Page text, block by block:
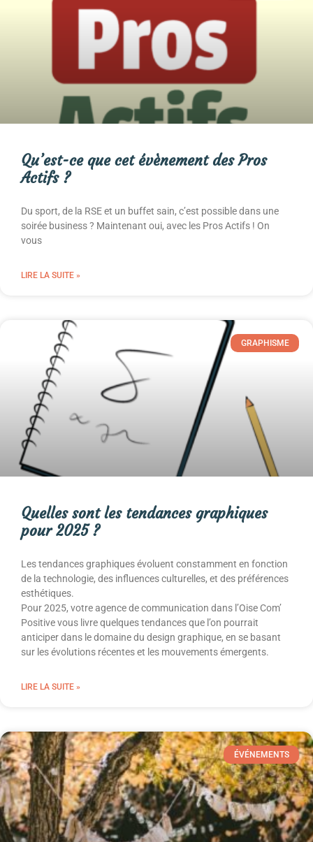
Qu’est-ce que cet évènement des Pros
Actifs ?
Du sport, de la RSE et un buffet sain, c’est possible dans une
soirée business ? Maintenant oui, avec les Pros Actifs ! On
vous
LIRE LA SUITE »
GRAPHISME
Quelles sont les tendances graphiques
pour 2025 ?
Les tendances graphiques évoluent constamment en fonction
de la technologie, des influences culturelles, et des préférences
esthétiques.
Pour 2025, votre agence de communication dans l’Oise Com’
Positive vous livre quelques tendances que l’on pourrait
anticiper dans le domaine du design graphique, en se basant
sur les évolutions récentes et les mouvements émergents.
LIRE LA SUITE »
ÉVÉNEMENTS